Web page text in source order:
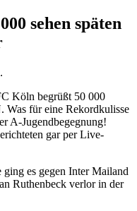
sehen späten
Köln begrüßt 50 000
Was für eine Rekordkulisse
A-Jugendbegegnung!
gar per Live-
es gegen Inter Mailand
Ruthenbeck verlor in der